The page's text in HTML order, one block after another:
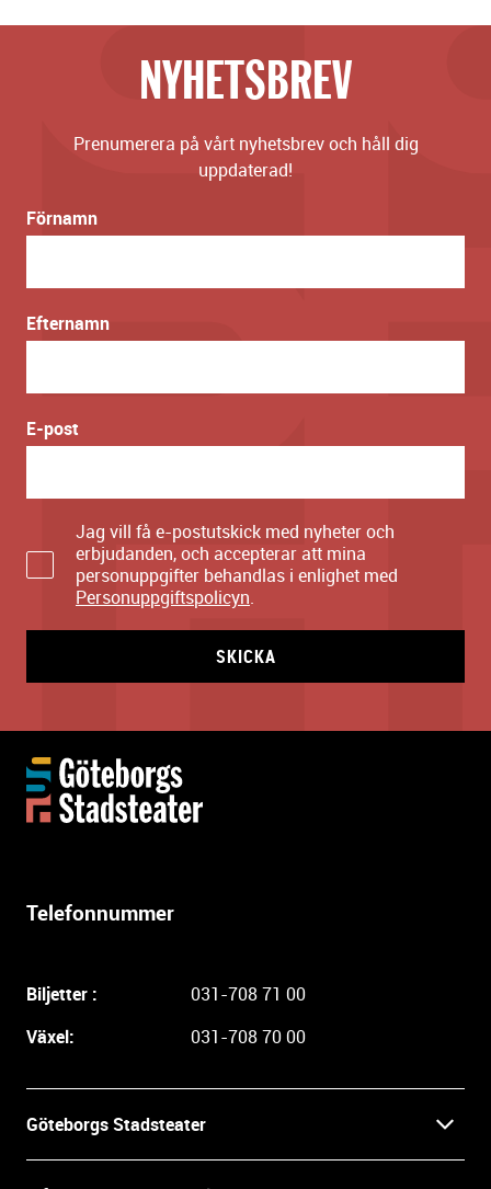
NYHETSBREV
Prenumerera på vårt nyhetsbrev och håll dig
uppdaterad!
Förnamn
Efternamn
E-post
Jag vill få e-postutskick med nyheter och
erbjudanden, och accepterar att mina
personuppgifter behandlas i enlighet med
Personuppgiftspolicyn.
SKICKA
Telefonnummer
Biljetter :
031-708 71 00
Växel:
031-708 70 00
Göteborgs Stadsteater